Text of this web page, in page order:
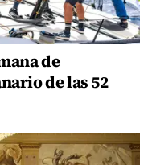
de
de las 52